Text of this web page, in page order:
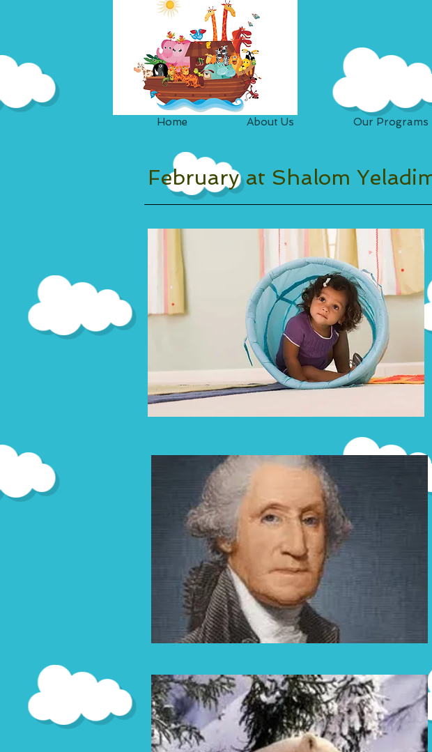
Home About Us Our Programs
February at Shalom